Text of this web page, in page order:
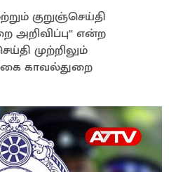
py
Li
n
ar
e
குறுஞ்செய்தி
அறிவிப்பு” என்ற
முற்றிலும்
காவல்துறை